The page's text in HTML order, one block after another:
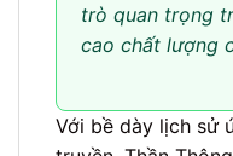
trò quan trọng
cao chất lượng
Với bề dày lịch sử